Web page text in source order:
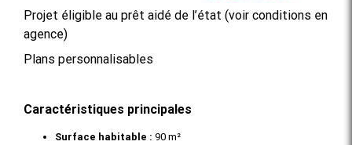
Projet éligible au prêt aidé de l’état (voir conditions en
agence)
Plans personnalisables
Caractéristiques principales
Surface habitable : 90 m²